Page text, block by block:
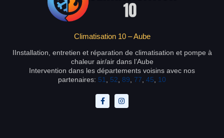
Climatisation 10 – Aube
IInstallation, entretien et réparation de climatisation et pompe à
chaleur air/air dans l’Aube
Intervention dans les départements voisins avec nos
partenaires: 51 52 89 77 45 10